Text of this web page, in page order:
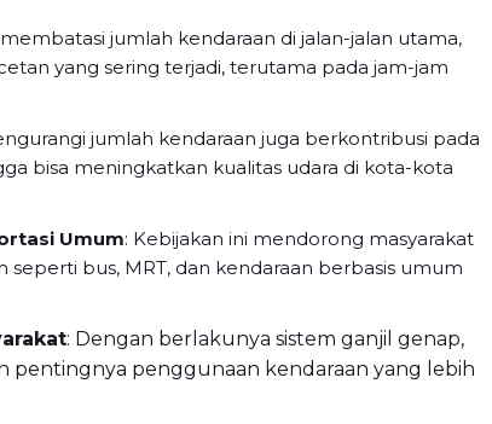
jumlah kendaraan di jalan-jalan utama,
yang sering terjadi, terutama pada jam-jam
jumlah kendaraan juga berkontribusi pada
bisa meningkatkan kualitas udara di kota-kota
Umum: Kebijakan ini mendorong masyarakat
bus, MRT, dan kendaraan berbasis umum
: Dengan berlakunya sistem ganjil genap,
pentingnya penggunaan kendaraan yang lebih